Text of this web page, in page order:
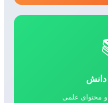
دانش
محتوای علمی